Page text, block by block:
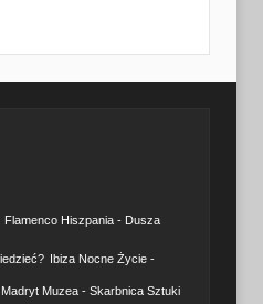
Flamenco Hiszpania - Dusza
Ibiza Nocne Życie -
Madryt Muzea - Skarbnica Sztuki